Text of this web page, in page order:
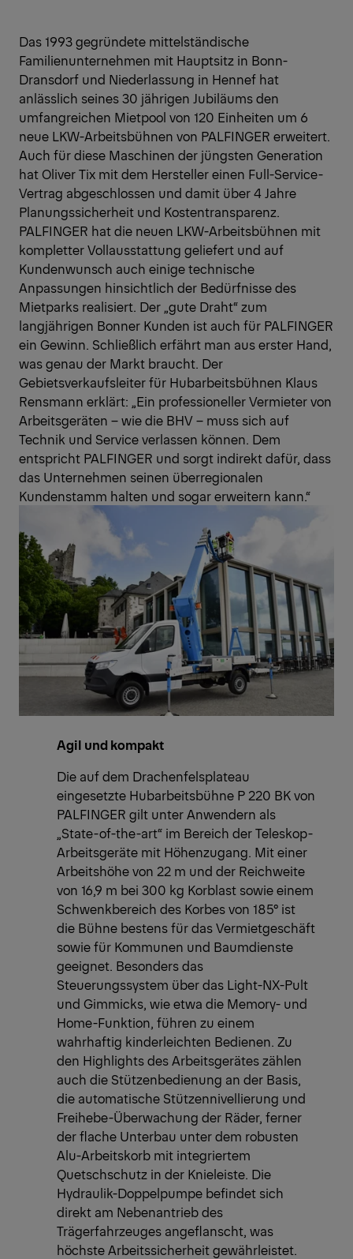
Das 1993 gegründete mittelständische
Familienunternehmen mit Hauptsitz in Bonn-
Dransdorf und Niederlassung in Hennef hat
anlässlich seines 30 jährigen Jubiläums den
umfangreichen Mietpool von 120 Einheiten um 6
neue LKW-Arbeitsbühnen von PALFINGER erweitert.
Auch für diese Maschinen der jüngsten Generation
hat Oliver Tix mit dem Hersteller einen Full-Service-
Vertrag abgeschlossen und damit über 4 Jahre
Planungssicherheit und Kostentransparenz.
PALFINGER hat die neuen LKW-Arbeitsbühnen mit
kompletter Vollausstattung geliefert und auf
Kundenwunsch auch einige technische
Anpassungen hinsichtlich der Bedürfnisse des
Mietparks realisiert. Der „gute Draht“ zum
langjährigen Bonner Kunden ist auch für PALFINGER
ein Gewinn. Schließlich erfährt man aus erster Hand,
was genau der Markt braucht. Der
Gebietsverkaufsleiter für Hubarbeitsbühnen Klaus
Rensmann erklärt: „Ein professioneller Vermieter von
Arbeitsgeräten – wie die BHV – muss sich auf
Technik und Service verlassen können. Dem
entspricht PALFINGER und sorgt indirekt dafür, dass
das Unternehmen seinen überregionalen
Kundenstamm halten und sogar erweitern kann.“
Agil und kompakt
Die auf dem Drachenfelsplateau
eingesetzte Hubarbeitsbühne P 220 BK von
PALFINGER gilt unter Anwendern als
„State-of-the-art“ im Bereich der Teleskop-
Arbeitsgeräte mit Höhenzugang. Mit einer
Arbeitshöhe von 22 m und der Reichweite
von 16,9 m bei 300 kg Korblast sowie einem
Schwenkbereich des Korbes von 185° ist
die Bühne bestens für das Vermietgeschäft
sowie für Kommunen und Baumdienste
geeignet. Besonders das
Steuerungssystem über das Light-NX-Pult
und Gimmicks, wie etwa die Memory- und
Home-Funktion, führen zu einem
wahrhaftig kinderleichten Bedienen. Zu
den Highlights des Arbeitsgerätes zählen
auch die Stützenbedienung an der Basis,
die automatische Stützennivellierung und
Freihebe-Überwachung der Räder, ferner
der flache Unterbau unter dem robusten
Alu-Arbeitskorb mit integriertem
Quetschschutz in der Knieleiste. Die
Hydraulik-Doppelpumpe befindet sich
direkt am Nebenantrieb des
Trägerfahrzeuges angeflanscht, was
höchste Arbeitssicherheit gewährleistet.